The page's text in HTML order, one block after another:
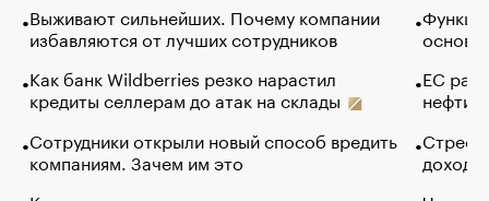
Выживают сильнейших. Почему компании
избавляются от лучших сотрудников
Как банк Wildberries резко нарастил
кредиты селлерам до атак на склады
Сотрудники открыли новый способ вредить
компаниям. Зачем им это
основ
ЕС
нефти